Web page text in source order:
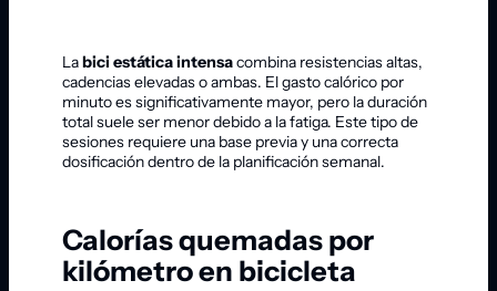
Labici estática intensacombina resistencias altas,
cadencias elevadas o ambas. El gasto calórico por
minuto es significativamente mayor, pero la duración
total suele ser menor debido a la fatiga. Este tipo de
sesiones requiere una base previa y una correcta
dosificación dentro de la planificación semanal.
Calorías quemadas por
kilómetro en bicicleta